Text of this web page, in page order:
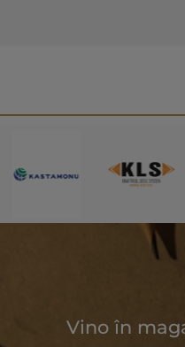
Vino în